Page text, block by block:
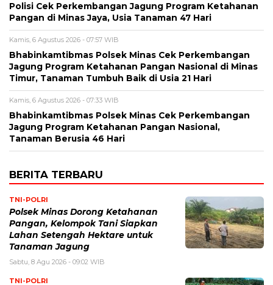
Polisi Cek Perkembangan Jagung Program Ketahanan
Pangan di Minas Jaya, Usia Tanaman 47 Hari
Kamis, 6 Agustus 2026 - 07:57 WIB
Bhabinkamtibmas Polsek Minas Cek Perkembangan
Jagung Program Ketahanan Pangan Nasional di Minas
Timur, Tanaman Tumbuh Baik di Usia 21 Hari
Kamis, 6 Agustus 2026 - 07:33 WIB
Bhabinkamtibmas Polsek Minas Cek Perkembangan
Jagung Program Ketahanan Pangan Nasional,
Tanaman Berusia 46 Hari
BERITA TERBARU
TNI-POLRI
Polsek Minas Dorong Ketahanan
Pangan, Kelompok Tani Siapkan
Lahan Setengah Hektare untuk
Tanaman Jagung
Sabtu, 8 Agu 2026 - 09:02 WIB
TNI-POLRI